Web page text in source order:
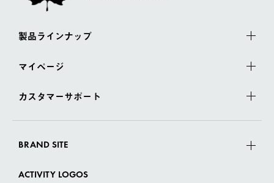
製品ラインナップ
マイページ
カスタマーサポート
BRAND SITE
ACTIVITY LOGOS